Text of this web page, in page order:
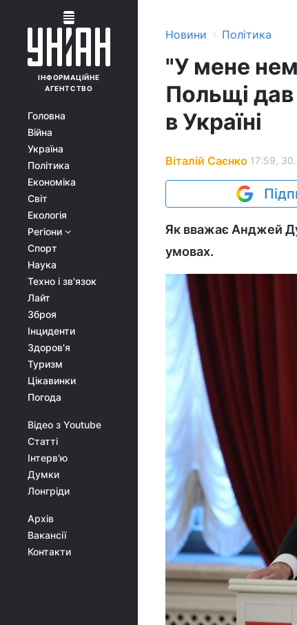
ІНФОРМАЦІЙНЕ
АГЕНТСТВО
Головна
Війна
Україна
Політика
Економіка
Світ
Екологія
Регіони
Спорт
Наука
Техно і зв'язок
Лайт
Зброя
Інциденти
Здоров'я
Туризм
Цікавинки
Погода
Відео з Youtube
Статті
Інтерв'ю
Думки
Лонгріди
Архів
Вакансії
Контакти
Новини › Політика
"У мене
Польщі дав
в Україні
Віталій Саєнко 17:59,
Як вважає Анджей
умовах.